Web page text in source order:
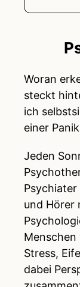
Woran
steckt
ich
einer
Jeden
und Hörer
Stress,
dabei